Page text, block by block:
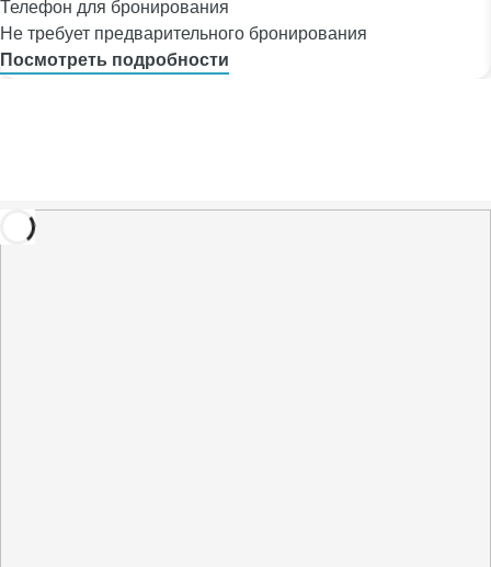
Телефон для бронирования
Не требует предварительного бронирования
Посмотреть подробности